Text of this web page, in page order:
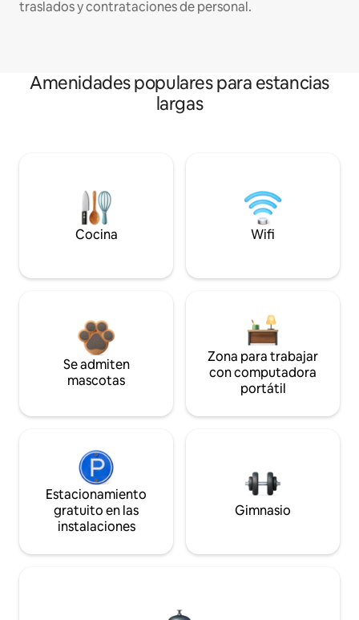
traslados y contrataciones de personal.
Amenidades populares para estancias
largas
Cocina Wifi
Se admiten
mascotas
Zona para trabajar
con computadora
portátil
Estacionamiento
gratuito en las
instalaciones
Gimnasio